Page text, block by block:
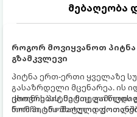
მებაღეობა
როგორ მოვიყვანოთ
გზამკვლევი
პიტნა ერთ-ერთი ყველაზე
გასაზრდელი მცენარეა. ის
ცხოვრებას, მეტიც,
რომ პიტნა მხოლოდ
ქოთნის პიტნა მთელი წლის
ნორჩი, არომატული